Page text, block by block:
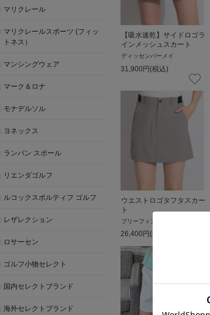
マリクレール
マリクレールスポーツ (フィッ
トネス）
マンシングウェア
マーク＆ロナ
モナデルソル
ヨネックス
ランバン スポール
リエンダゴルフ
ルコックスポルティフ ゴルフ
レザレクション
ロサーセン
ゴルフ小物セレクト
国内セレクトブランド
海外セレクトブランド
【吸水速乾】サイドロゴラ
インメッシュスカート
ディッセンバーメイ
31,900円(税込)
ウエストロゴタフタスカー
ト
ブリーフィングゴルフ
26,400 円(税込)